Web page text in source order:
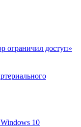
ограничил доступ»
10